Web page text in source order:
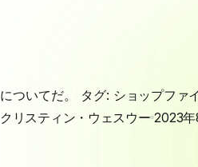
についてだ。 タグ: ショップファイ
クリスティン・ウェスウー 2023